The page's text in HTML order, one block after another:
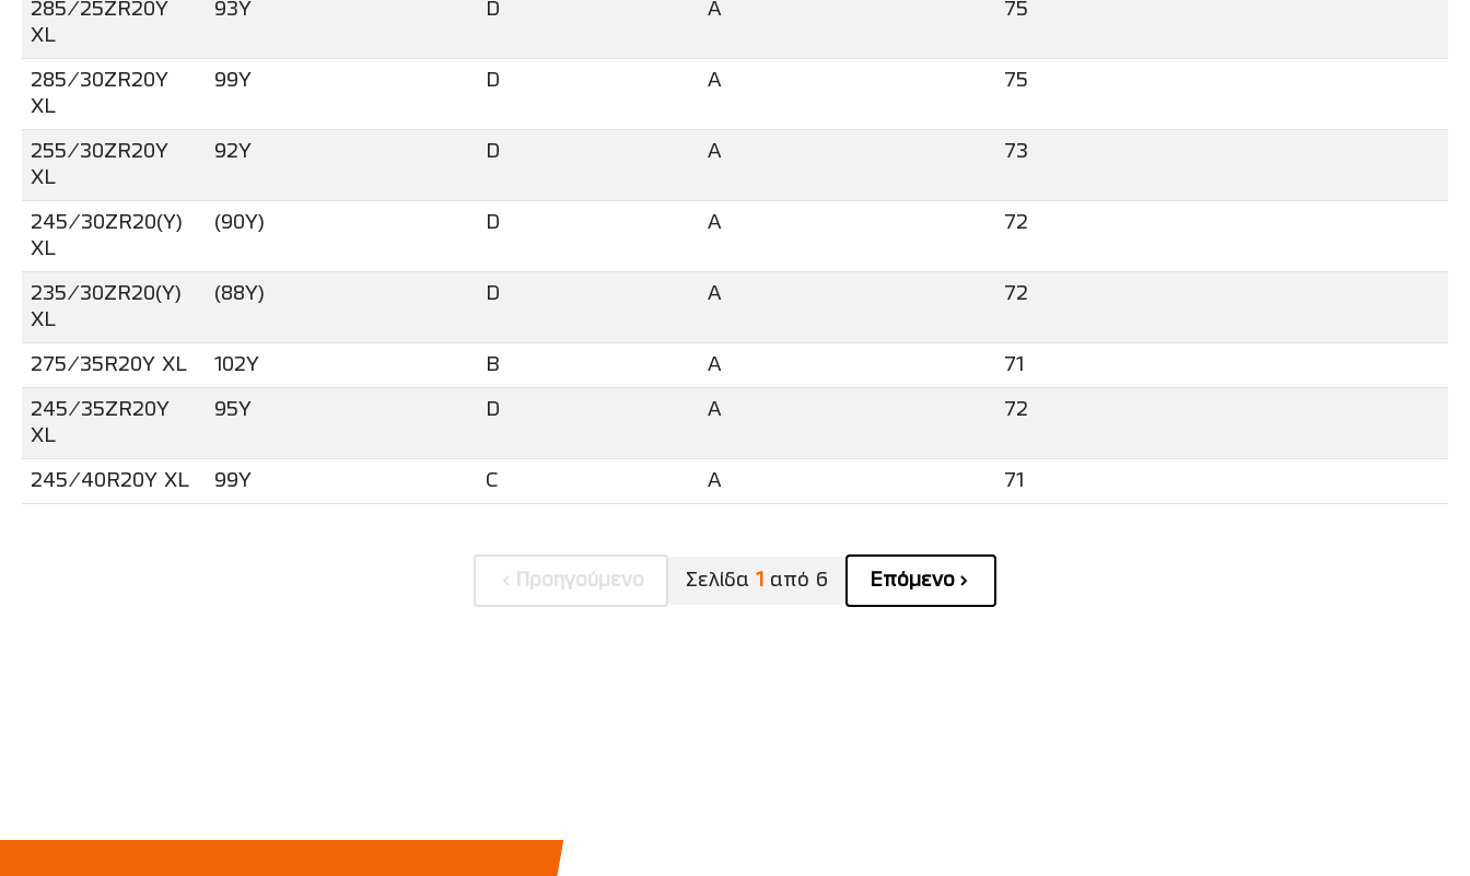
285/25ZR20Y
XL
93Y D A 75
285/30ZR20Y
XL
99Y D A 75
255/30ZR20Y
XL
92Y D A 73
245/30ZR20(Y)
XL
(90Y) D A 72
235/30ZR20(Y)
XL
(88Y) D A 72
275/35R20Y XL 102Y B A 71
245/35ZR20Y
XL
95Y D A 72
245/40R20Y XL 99Y C A 71
Προηγούμενο Σελίδα 1 από 6 Επόμενο